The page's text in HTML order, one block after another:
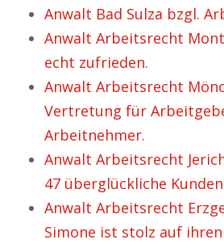
Anwalt Bad Sulza bzgl.
Anwalt Arbeitsrecht
echt zufrieden.
Anwalt Arbeitsrecht
Vertretung für
Arbeitnehmer.
Anwalt Arbeitsrecht
47 überglückliche
Anwalt Arbeitsrecht
Simone ist stolz auf